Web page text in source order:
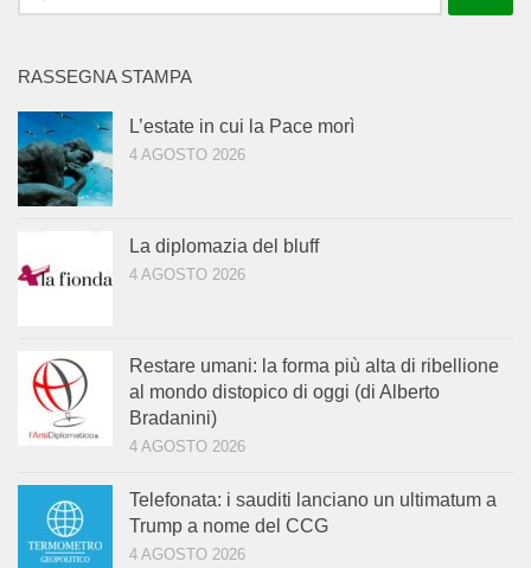
per:
RASSEGNA STAMPA
L’estate in cui la Pace morì
4 AGOSTO 2026
La diplomazia del bluff
4 AGOSTO 2026
Restare umani: la forma più alta di ribellione
al mondo distopico di oggi (di Alberto
Bradanini)
4 AGOSTO 2026
Telefonata: i sauditi lanciano un ultimatum a
Trump a nome del CCG
4 AGOSTO 2026